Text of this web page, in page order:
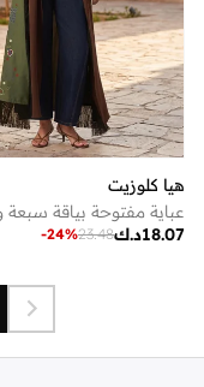
هيا كلوزيت
د.ك18.07
23.48
-24%